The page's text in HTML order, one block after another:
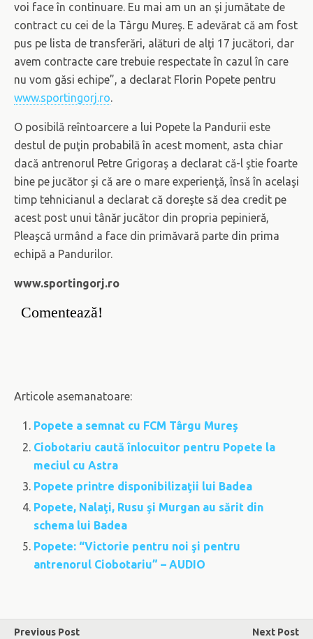
voi face în continuare. Eu mai am un an şi jumătate de
contract cu cei de la Târgu Mureş. E adevărat că am fost
pus pe lista de transferări, alături de alţi 17 jucători, dar
avem contracte care trebuie respectate în cazul în care
nu vom găsi echipe”, a declarat Florin Popete pentru
www.sportingorj.ro.
O posibilă reîntoarcere a lui Popete la Pandurii este
destul de puţin probabilă în acest moment, asta chiar
dacă antrenorul Petre Grigoraş a declarat că-l ştie foarte
bine pe jucător şi că are o mare experienţă, însă în acelaşi
timp tehnicianul a declarat că doreşte să dea credit pe
acest post unui tânăr jucător din propria pepinieră,
Pleaşcă urmând a face din primăvară parte din prima
echipă a Pandurilor.
www.sportingorj.ro
Comentează!
Articole asemanatoare:
Popete a semnat cu FCM Târgu Mureş
Ciobotariu caută înlocuitor pentru Popete la
meciul cu Astra
Popete printre disponibilizaţii lui Badea
Popete, Nalaţi, Rusu şi Murgan au sărit din
schema lui Badea
Popete: “Victorie pentru noi şi pentru
antrenorul Ciobotariu” – AUDIO
Previous Post Next Post